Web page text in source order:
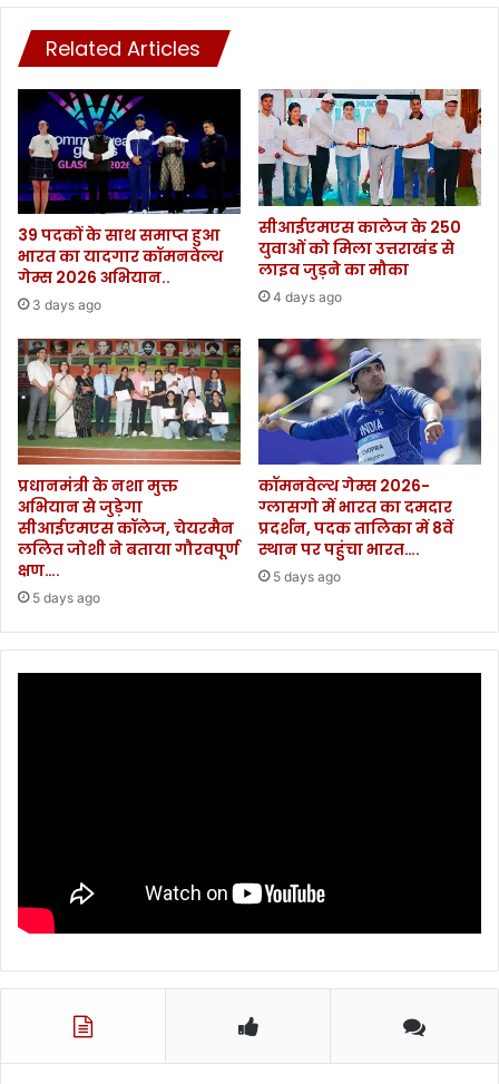
Related Articles
39 पदकों के साथ समाप्त हुआ
भारत का यादगार कॉमनवेल्थ
गेम्स 2026 अभियान..
3 days ago
सीआईएमएस कालेज के 250
युवाओं को मिला उत्तराखंड से
लाइव जुड़ने का मौका
4 days ago
प्रधानमंत्री के नशा मुक्त
अभियान से जुड़ेगा
सीआईएमएस कॉलेज, चेयरमैन
ललित जोशी ने बताया गौरवपूर्ण
क्षण….
5 days ago
कॉमनवेल्थ गेम्स 2026-
ग्लासगो में भारत का दमदार
प्रदर्शन, पदक तालिका में 8वें
स्थान पर पहुंचा भारत….
5 days ago